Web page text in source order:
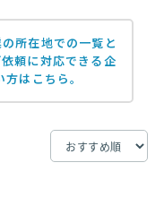
所在地での一覧と
頼に対応できる企
はこちら。